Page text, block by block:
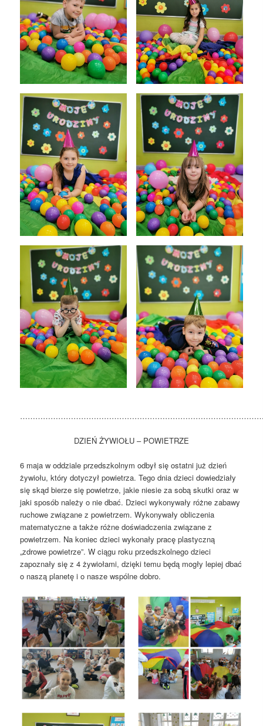
DZIEŃ ŻYWIOŁU – POWIETRZE
6 maja w oddziale przedszkolnym odbył się ostatni już dzień
żywiołu, który dotyczył powietrza. Tego dnia dzieci dowiedziały
się skąd bierze się powietrze, jakie niesie za sobą skutki oraz w
jaki sposób należy o nie dbać. Dzieci wykonywały różne zabawy
ruchowe związane z powietrzem. Wykonywały obliczenia
matematyczne a także różne doświadczenia związane z
powietrzem. Na koniec dzieci wykonały pracę plastyczną
„zdrowe powietrze”. W ciągu roku przedszkolnego dzieci
zapoznały się z 4 żywiołami, dzięki temu będą mogły lepiej dbać
o naszą planetę i o nasze wspólne dobro.